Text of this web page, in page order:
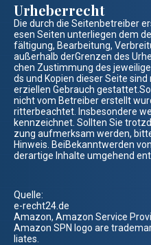
Urheberrecht
Die durch die Seitenbetreiber
esen Seiten unterliegen dem
fältigung, Bearbeitung,
außerhalb derGrenzen des
chen Zustimmung des
ds und Kopien dieser Seite
erziellen Gebrauch
nicht vom Betreiber erstellt
ritterbeachtet. Insbesondere
kennzeichnet. Sollten Sie
zung aufmerksam werden,
Hinweis. BeiBekanntwerden
derartige Inhalte umgehend
Quelle:
e-recht24.de
Amazon, Amazon Service
Amazon SPN logo are
liates.